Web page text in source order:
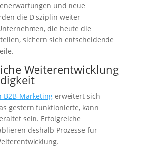
und neue
die Disziplin weiter
die heute die
sichern sich entscheidende
Weiterentwicklung
B2B-Marketingerweitert sich
gestern funktionierte, kann
sein. Erfolgreiche
deshalb Prozesse für